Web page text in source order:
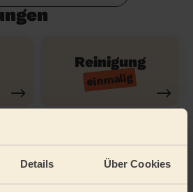
Details Über Cookies
Reinigung
einmalig
Ferienwohnung